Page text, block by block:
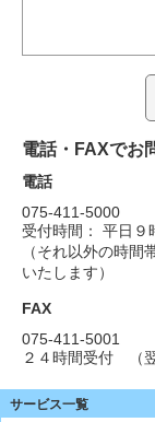
電話・FAXでお
電話
075-411-5000
受付時間： 平日９
（それ以外の時
いたします）
FAX
075-411-5001
２４時間受付 （
サービス一覧